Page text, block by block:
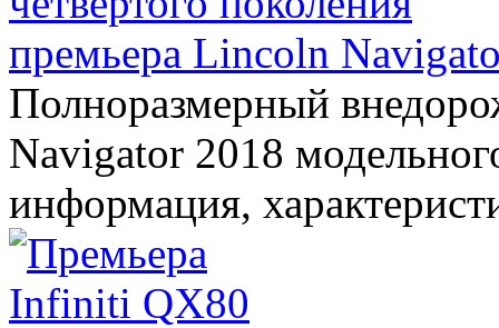
премьера Lincoln
Полноразмерный
Navigator 2018
информация,